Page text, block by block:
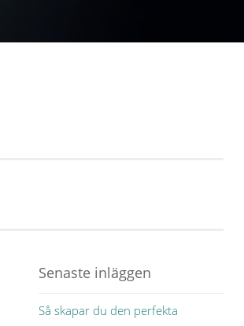
Senaste inläggen
Så skapar du den perfekta